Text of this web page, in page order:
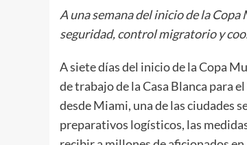
A una semana del inicio de la
seguridad, control migratorio y
A siete días del inicio de la Copa
de trabajo de la Casa Blanca para
desde Miami, una de las ciudades
preparativos logísticos, las